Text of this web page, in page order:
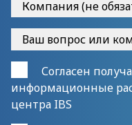
Согласен
информационные
центра IBS